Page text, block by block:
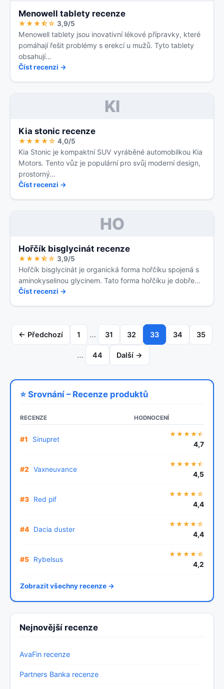
Menowell tablety recenze
★★★⯪☆ 3,9/5
Menowell tablety jsou inovativní lékové přípravky, které
pomáhají řešit problémy s erekcí u mužů. Tyto tablety
obsahují…
Číst recenzi →
KI
Kia stonic recenze
★★★★☆ 4,0/5
Kia Stonic je kompaktní SUV vyráběné automobilkou Kia
Motors. Tento vůz je populární pro svůj moderní design,
prostorný…
Číst recenzi →
HO
Hořčík bisglycinát recenze
★★★⯪☆ 3,9/5
Hořčík bisglycinát je organická forma hořčíku spojená s
aminokyselinou glycinem. Tato forma hořčíku je dobře…
Číst recenzi →
← Předchozí 1 … 31 32 33 34 35
… 44 Další →
⭐ Srovnání – Recenze produktů
RECENZE HODNOCENÍ
#1 Sinupret
★★★★⯪
4,7
#2 Vaxneuvance
★★★★⯪
4,5
#3 Red pif
★★★★☆
4,4
#4 Dacia duster
★★★★☆
4,4
#5 Rybelsus
★★★★☆
4,2
Zobrazit všechny recenze →
Nejnovější recenze
AvaFin recenze
Partners Banka recenze